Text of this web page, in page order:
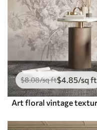
$8.08/sq ft$4.85/sq ft